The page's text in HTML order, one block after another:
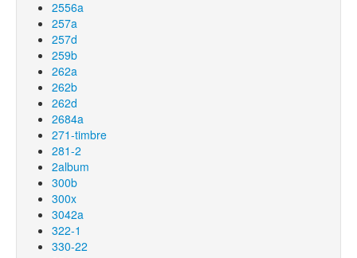
2556a
257a
257d
259b
262a
262b
262d
2684a
271-timbre
281-2
2album
300b
300x
3042a
322-1
330-22